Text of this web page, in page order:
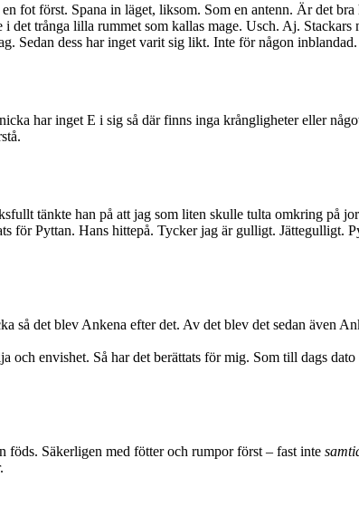
fot först. Spana in läget, liksom. Som en antenn. Är det
trånga lilla rummet som kallas mage. Usch. Aj.
dess har inget varit sig likt. Inte för någon
har inget E i sig så där finns inga krångligheter eller
tänkte han på att jag som liten skulle tulta omkring på
för Pyttan. Hans hittepå. Tycker jag är gulligt. Jättegulligt.
så det blev Ankena efter det. Av det blev det sedan även
och envishet. Så har det berättats för mig. Som till dags
föds. Säkerligen med fötter och rumpor först – fast inte